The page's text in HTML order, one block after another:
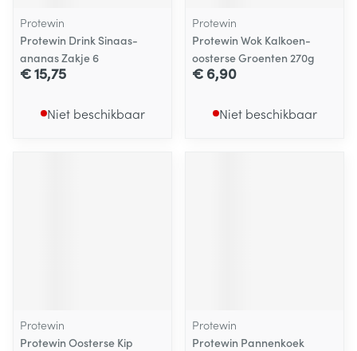
Protewin
Protewin Drink Sinaas-
ananas Zakje 6
€ 15,75
Niet beschikbaar
Protewin
Protewin Wok Kalkoen-
oosterse Groenten 270g
€ 6,90
Niet beschikbaar
Protewin
Protewin Oosterse Kip
Protewin
Protewin Pannenkoek